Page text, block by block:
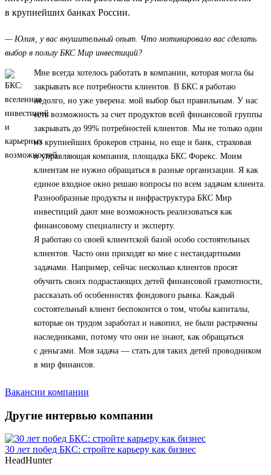
в крупнейших банках России.
— Юлия, у вас внушительный опыт. Что мотивировало вас сделать
выбор в пользу БКС Мир инвестиций?
Мне всегда хотелось работать в компании, которая могла бы
закрывать все потребности клиентов. В БКС я работаю
недолго, но уже уверена: мой выбор был правильным. У нас
есть возможность за счет продуктов всей финансовой группы
закрывать до 99% потребностей клиентов. Мы не только один
из крупнейших брокеров страны, но еще и банк, страховая
и управляющая компания, площадка БКС Форекс. Моим
клиентам не нужно обращаться в разные организации. Я как
единое входное окно решаю вопросы по всем задачам клиента.
Разнообразные продукты и инфраструктура БКС Мир
инвестиций дают мне возможность реализоваться как
финансовому специалисту и эксперту.
Я работаю со своей клиентской базой особо состоятельных
клиентов. Часто они приходят ко мне с нестандартными
задачами. Например, сейчас несколько клиентов просят
обучить своих подрастающих детей финансовой грамотности,
рассказать об особенностях фондового рынка. Каждый
состоятельный клиент беспокоится о том, чтобы капиталы,
которые он трудом заработал и накопил, не были растрачены
наследниками, потому что они не знают, как обращаться
с деньгами. Моя задача — стать для таких детей проводником
в мир финансов.
Вакансии компании
Другие интервью компании
30 лет побед БКС: стройте карьеру как бизнес
HeadHunter